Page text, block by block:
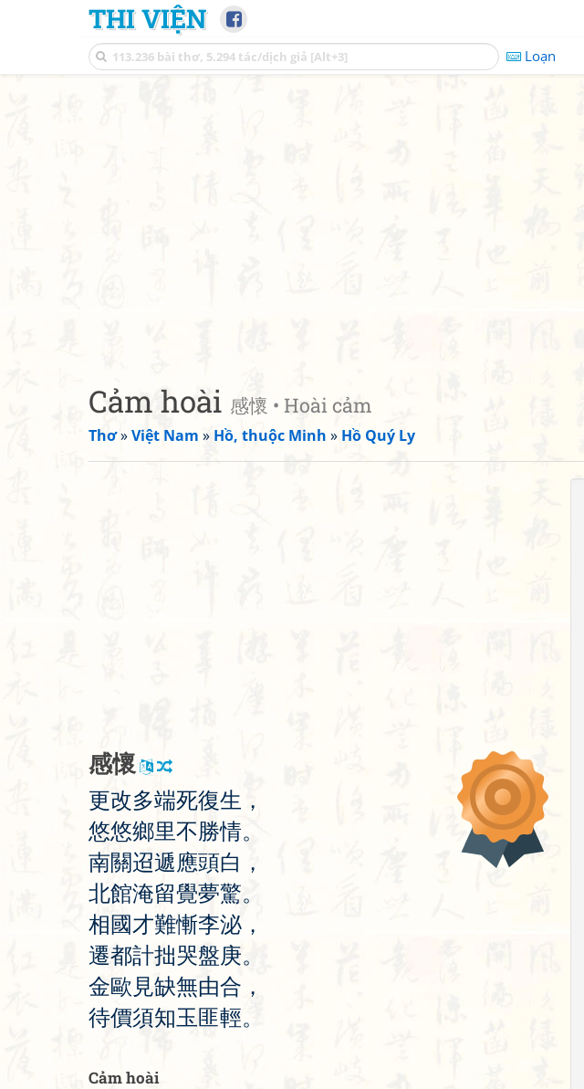
THI VIỆN
Loạn
Cảm hoài 感懷 • Hoài cảm
Thơ»Việt Nam » Hồ, thuộc Minh » Hồ Quý Ly
感懷
更改多端死復生 ，
悠悠鄉里不勝情。
南關迢遞應頭白 ，
北館淹留覺夢驚。
相國才難慚李泌 ，
遷都計拙哭盤庚。
金歐 見缺無由合 ，
待價須知玉 匪輕。
Cảm hoài